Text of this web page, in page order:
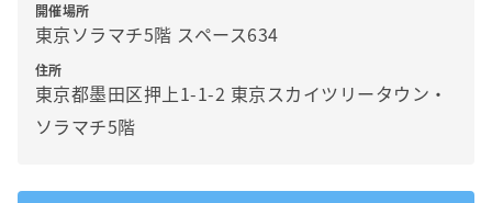
開催場所
東京ソラマチ5階 スペース634
住所
東京都墨田区押上1-1-2 東京スカイツリータウン・
ソラマチ5階